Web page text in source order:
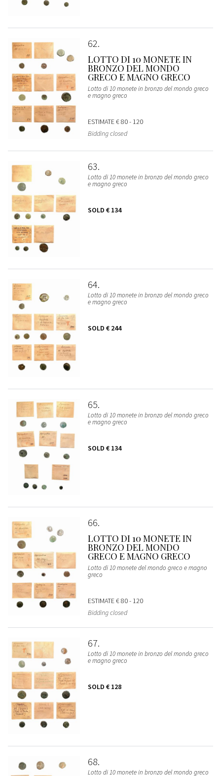
62
LOTTO DI 10 MONETE IN
BRONZO DEL MONDO
GRECO E MAGNO GRECO
Lotto di 10 monete in bronzo del mondo greco
e magno greco
ESTIMATE€ 80 - 120
Bidding closed
63
Lotto di 10 monete in bronzo del mondo greco
e magno greco
SOLD € 134
64
Lotto di 10 monete in bronzo del mondo greco
e magno greco
SOLD € 244
65
Lotto di 10 monete in bronzo del mondo greco
e magno greco
SOLD € 134
66
LOTTO DI 10 MONETE IN
BRONZO DEL MONDO
GRECO E MAGNO GRECO
Lotto di 10 monete del mondo greco e magno
greco
ESTIMATE€ 80 - 120
Bidding closed
67
Lotto di 10 monete in bronzo del mondo greco
e magno greco
SOLD € 128
68
Lotto di 10 monete in bronzo del mondo greco